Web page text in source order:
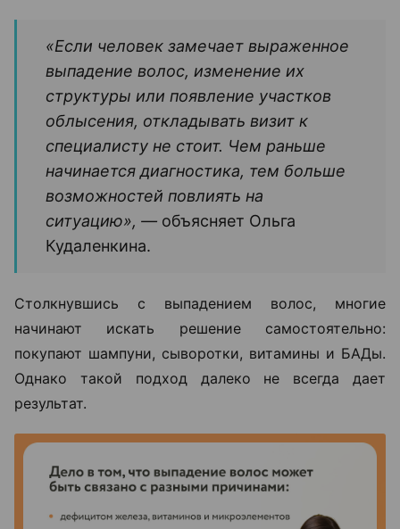
«Если человек замечает выраженное
выпадение волос, изменение их
структуры или появление участков
облысения, откладывать визит к
специалисту не стоит. Чем раньше
начинается диагностика, тем больше
возможностей повлиять на
ситуацию», — объясняет Ольга
Кудаленкина.
Столкнувшись с выпадением волос, многие
начинают искать решение самостоятельно:
покупают шампуни, сыворотки, витамины и БАДы.
Однако такой подход далеко не всегда дает
результат.